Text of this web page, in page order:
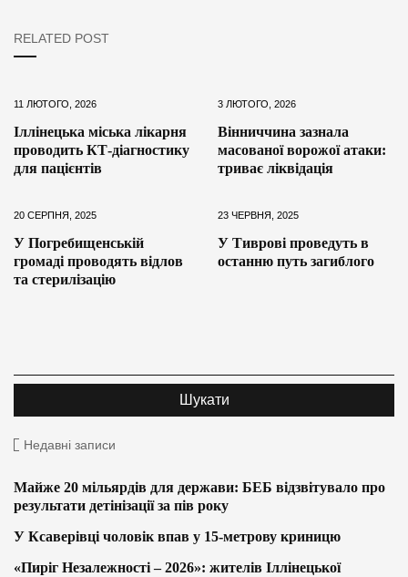
RELATED POST
11 ЛЮТОГО, 2026
Іллінецька міська лікарня
проводить КТ-діагностику
для пацієнтів
3 ЛЮТОГО, 2026
Вінниччина зазнала
масованої ворожої атаки:
триває ліквідація
20 СЕРПНЯ, 2025
У Погребищенській
громаді проводять відлов
та стерилізацію
23 ЧЕРВНЯ, 2025
У Тиврові проведуть в
останню путь загиблого
Недавні записи
Майже 20 мільярдів для держави: БЕБ відзвітувало про
результати детінізації за пів року
У Ксаверівці чоловік впав у 15-метрову криницю
«Пиріг Незалежності – 2026»: жителів Іллінецької